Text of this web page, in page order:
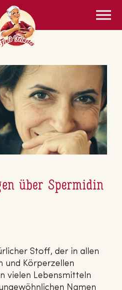
über Spermidin
Stoff, der in allen
und Körperzellen
vielen Lebensmitteln
Namen